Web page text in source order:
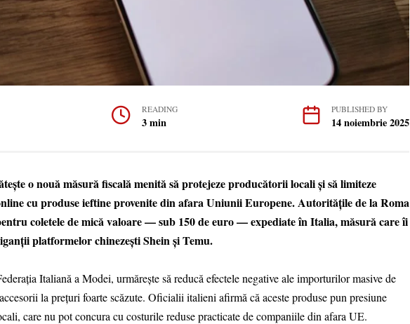
READING
3 min
PUBLISHED BY
14 noiembrie 2025
o nouă măsură fiscală menită să protejeze producătorii locali și să limiteze
cu produse ieftine provenite din afara Uniunii Europene. Autoritățile de la Roma
coletele de mică valoare — sub 150 de euro — expediate în Italia, măsură care îi
platformelor chinezești Shein și Temu.
Italiană a Modei, urmărește să reducă efectele negative ale importurilor masive de
la prețuri foarte scăzute. Oficialii italieni afirmă că aceste produse pun presiune
care nu pot concura cu costurile reduse practicate de companiile din afara UE.